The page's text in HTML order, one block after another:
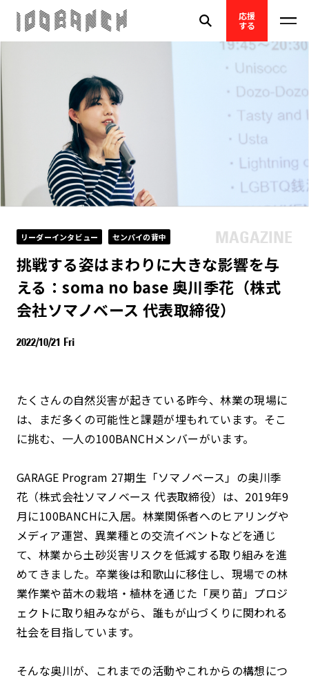
応援
する
リーダーインタビュー センパイの背中
挑戦する姿はまわりに大きな影響を与
える：soma no base 奥川季花（株式
会社ソマノベース 代表取締役）
2022/10/21 Fri
たくさんの自然災害が起きている昨今、林業の現場に
は、まだ多くの可能性と課題が埋もれています。そこ
に挑む、一人の100BANCHメンバーがいます。
GARAGE Program 27期生「ソマノベース」の奥川季
花（株式会社ソマノベース 代表取締役）は、2019年9
月に100BANCHに入居。林業関係者へのヒアリングや
メディア運営、異業種との交流イベントなどを通じ
て、林業から土砂災害リスクを低減する取り組みを進
めてきました。卒業後は和歌山に移住し、現場での林
業作業や苗木の栽培・植林を通じた「戻り苗」プロジ
ェクトに取り組みながら、誰もが山づくりに関われる
社会を目指しています。
そんな奥川が、これまでの活動やこれからの構想につ